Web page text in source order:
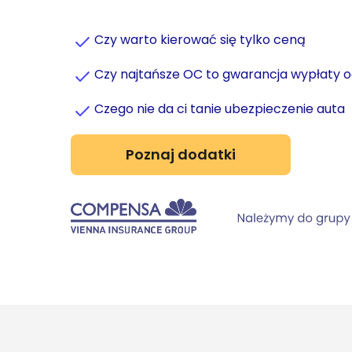
Czy warto kierować się tylko ceną
Czy najtańsze OC to gwarancja wypłaty
Czego nie da ci tanie ubezpieczenie auta
Poznaj dodatki